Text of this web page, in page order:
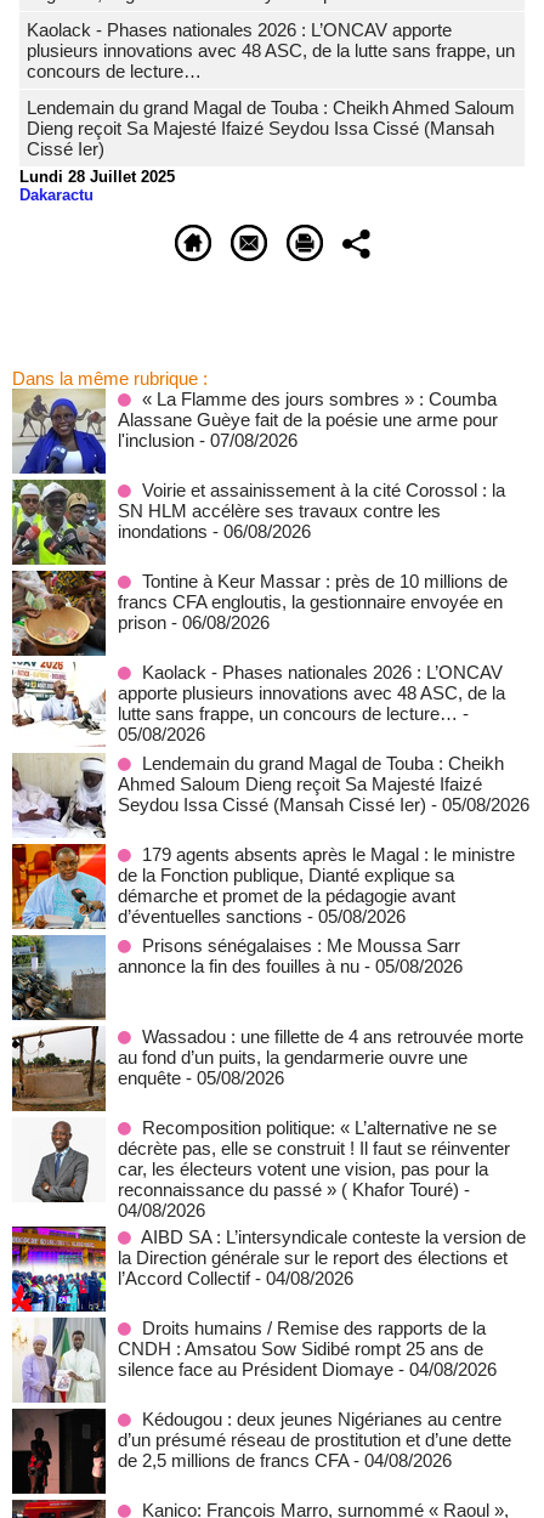
Kaolack - Phases nationales 2026 : L’ONCAV apporte
plusieurs innovations avec 48 ASC, de la lutte sans frappe, un
concours de lecture…
Lendemain du grand Magal de Touba : Cheikh Ahmed Saloum
Dieng reçoit Sa Majesté Ifaizé Seydou Issa Cissé (Mansah
Cissé Ier)
Lundi 28 Juillet 2025
Dakaractu
Dans la même rubrique :
« La Flamme des jours sombres » : Coumba
Alassane Guèye fait de la poésie une arme pour
l'inclusion - 07/08/2026
Voirie et assainissement à la cité Corossol : la
SN HLM accélère ses travaux contre les
inondations - 06/08/2026
Tontine à Keur Massar : près de 10 millions de
francs CFA engloutis, la gestionnaire envoyée en
prison - 06/08/2026
Kaolack - Phases nationales 2026 : L’ONCAV
apporte plusieurs innovations avec 48 ASC, de la
lutte sans frappe, un concours de lecture… -
05/08/2026
Lendemain du grand Magal de Touba : Cheikh
Ahmed Saloum Dieng reçoit Sa Majesté Ifaizé
Seydou Issa Cissé (Mansah Cissé Ier) - 05/08/2026
179 agents absents après le Magal : le ministre
de la Fonction publique, Dianté explique sa
démarche et promet de la pédagogie avant
d’éventuelles sanctions - 05/08/2026
Prisons sénégalaises : Me Moussa Sarr
annonce la fin des fouilles à nu - 05/08/2026
Wassadou : une fillette de 4 ans retrouvée morte
au fond d’un puits, la gendarmerie ouvre une
enquête - 05/08/2026
Recomposition politique: « L’alternative ne se
décrète pas, elle se construit ! Il faut se réinventer
car, les électeurs votent une vision, pas pour la
reconnaissance du passé » ( Khafor Touré) -
04/08/2026
AIBD SA : L’intersyndicale conteste la version de
la Direction générale sur le report des élections et
l’Accord Collectif - 04/08/2026
Droits humains / Remise des rapports de la
CNDH : Amsatou Sow Sidibé rompt 25 ans de
silence face au Président Diomaye - 04/08/2026
Kédougou : deux jeunes Nigérianes au centre
d’un présumé réseau de prostitution et d’une dette
de 2,5 millions de francs CFA - 04/08/2026
Kanico: François Marro, surnommé « Raoul »,